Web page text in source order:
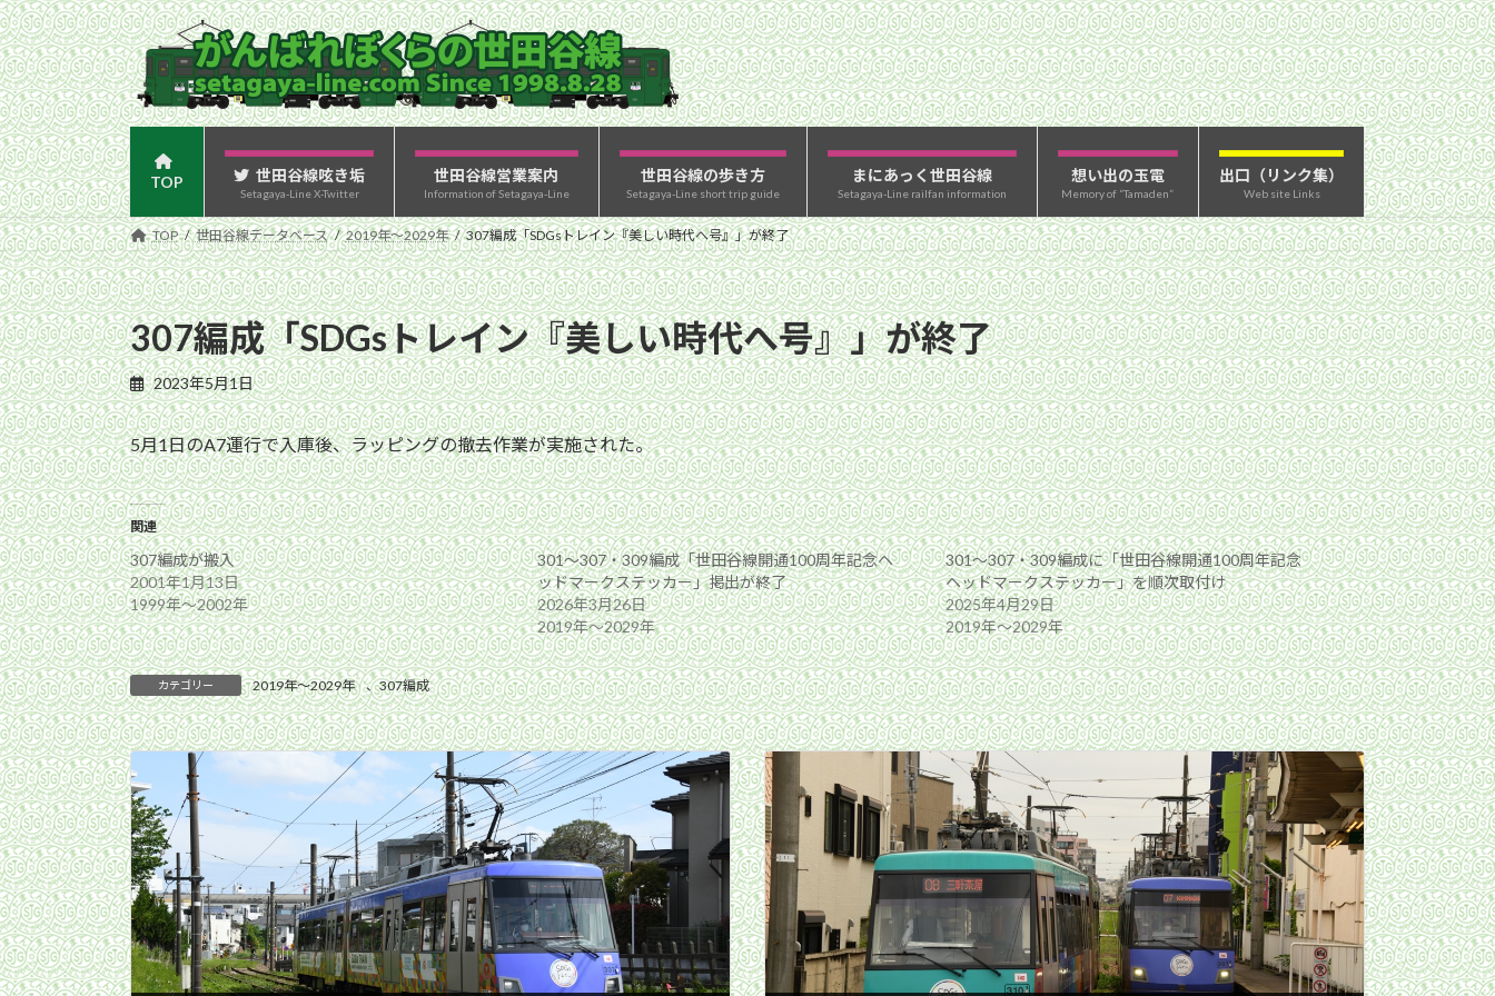
コ
ン
テ
ン
ツ
へ
ス
キ
ッ
プ
ナ
ビ
ゲ
ー
シ
ョ
ン
に
移
動
TOP 世田谷線呟き垢
Setagaya-Line X-Twitter
世田谷線営業案内
Information of Setagaya-Line
世田谷線の歩き方
Setagaya-Line short trip guide
まにあっく世田谷線
Setagaya-Line railfan information
想い出の玉電
Memory of “Tamaden”
出口（リンク集）
Web site Links
TOP 世田谷線データベース 2019年〜2029年 307編成「SDGsトレイン『美しい時代へ号』」が終了
307編成「SDGsトレイン『美しい時代へ号』」が終了
2023年5月1日
5月1日のA7運行で入庫後、ラッピングの撤去作業が実施された。
関連
307編成が搬入
2001年1月13日
1999年〜2002年
301〜307・309編成「世田谷線開通100周年記念ヘ
ッドマークステッカー」掲出が終了
2026年3月26日
2019年〜2029年
301〜307・309編成に「世田谷線開通100周年記念
ヘッドマークステッカー」を順次取付け
2025年4月29日
2019年〜2029年
カテゴリー 2019年〜2029年 、307編成